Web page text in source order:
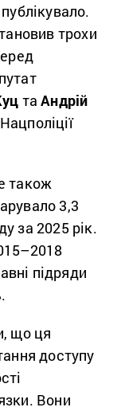
трохи
таАндрій
також
3,3
за 2025 рік.
підряди
що ця
доступу
Вони